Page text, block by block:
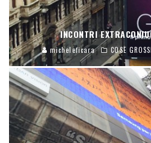
INCONTRI
micheleficara COSE